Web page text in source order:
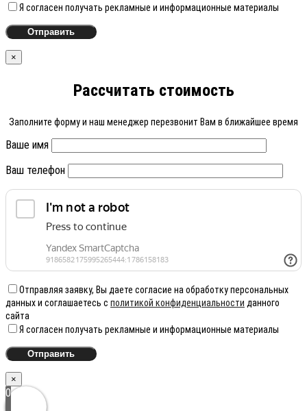
Я согласен получать рекламные и информационные материалы
×
Рассчитать стоимость
Заполните форму и наш менеджер перезвонит Вам в ближайшее время
Ваше имя
Ваш телефон
Отправляя заявку, Вы даете согласие на обработку персональных
данных и соглашаетесь с политикой конфиденциальности данного
сайта
Я согласен получать рекламные и информационные материалы
×
0